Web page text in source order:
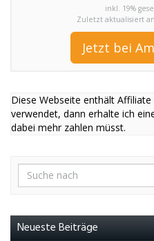
inkl. 19%
Zuletzt aktualisiert
Jetzt bei
Diese Webseite enthält Affiliate
verwendet, dann erhalte ich
dabei mehr zahlen müsst.
Neueste Beiträge